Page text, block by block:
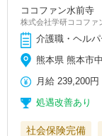
ココファン水前寺
株式会社学研ココファ
介護職・ヘル
熊本県 熊本市
月給 239,200円
処遇改善あり
社会保険完備